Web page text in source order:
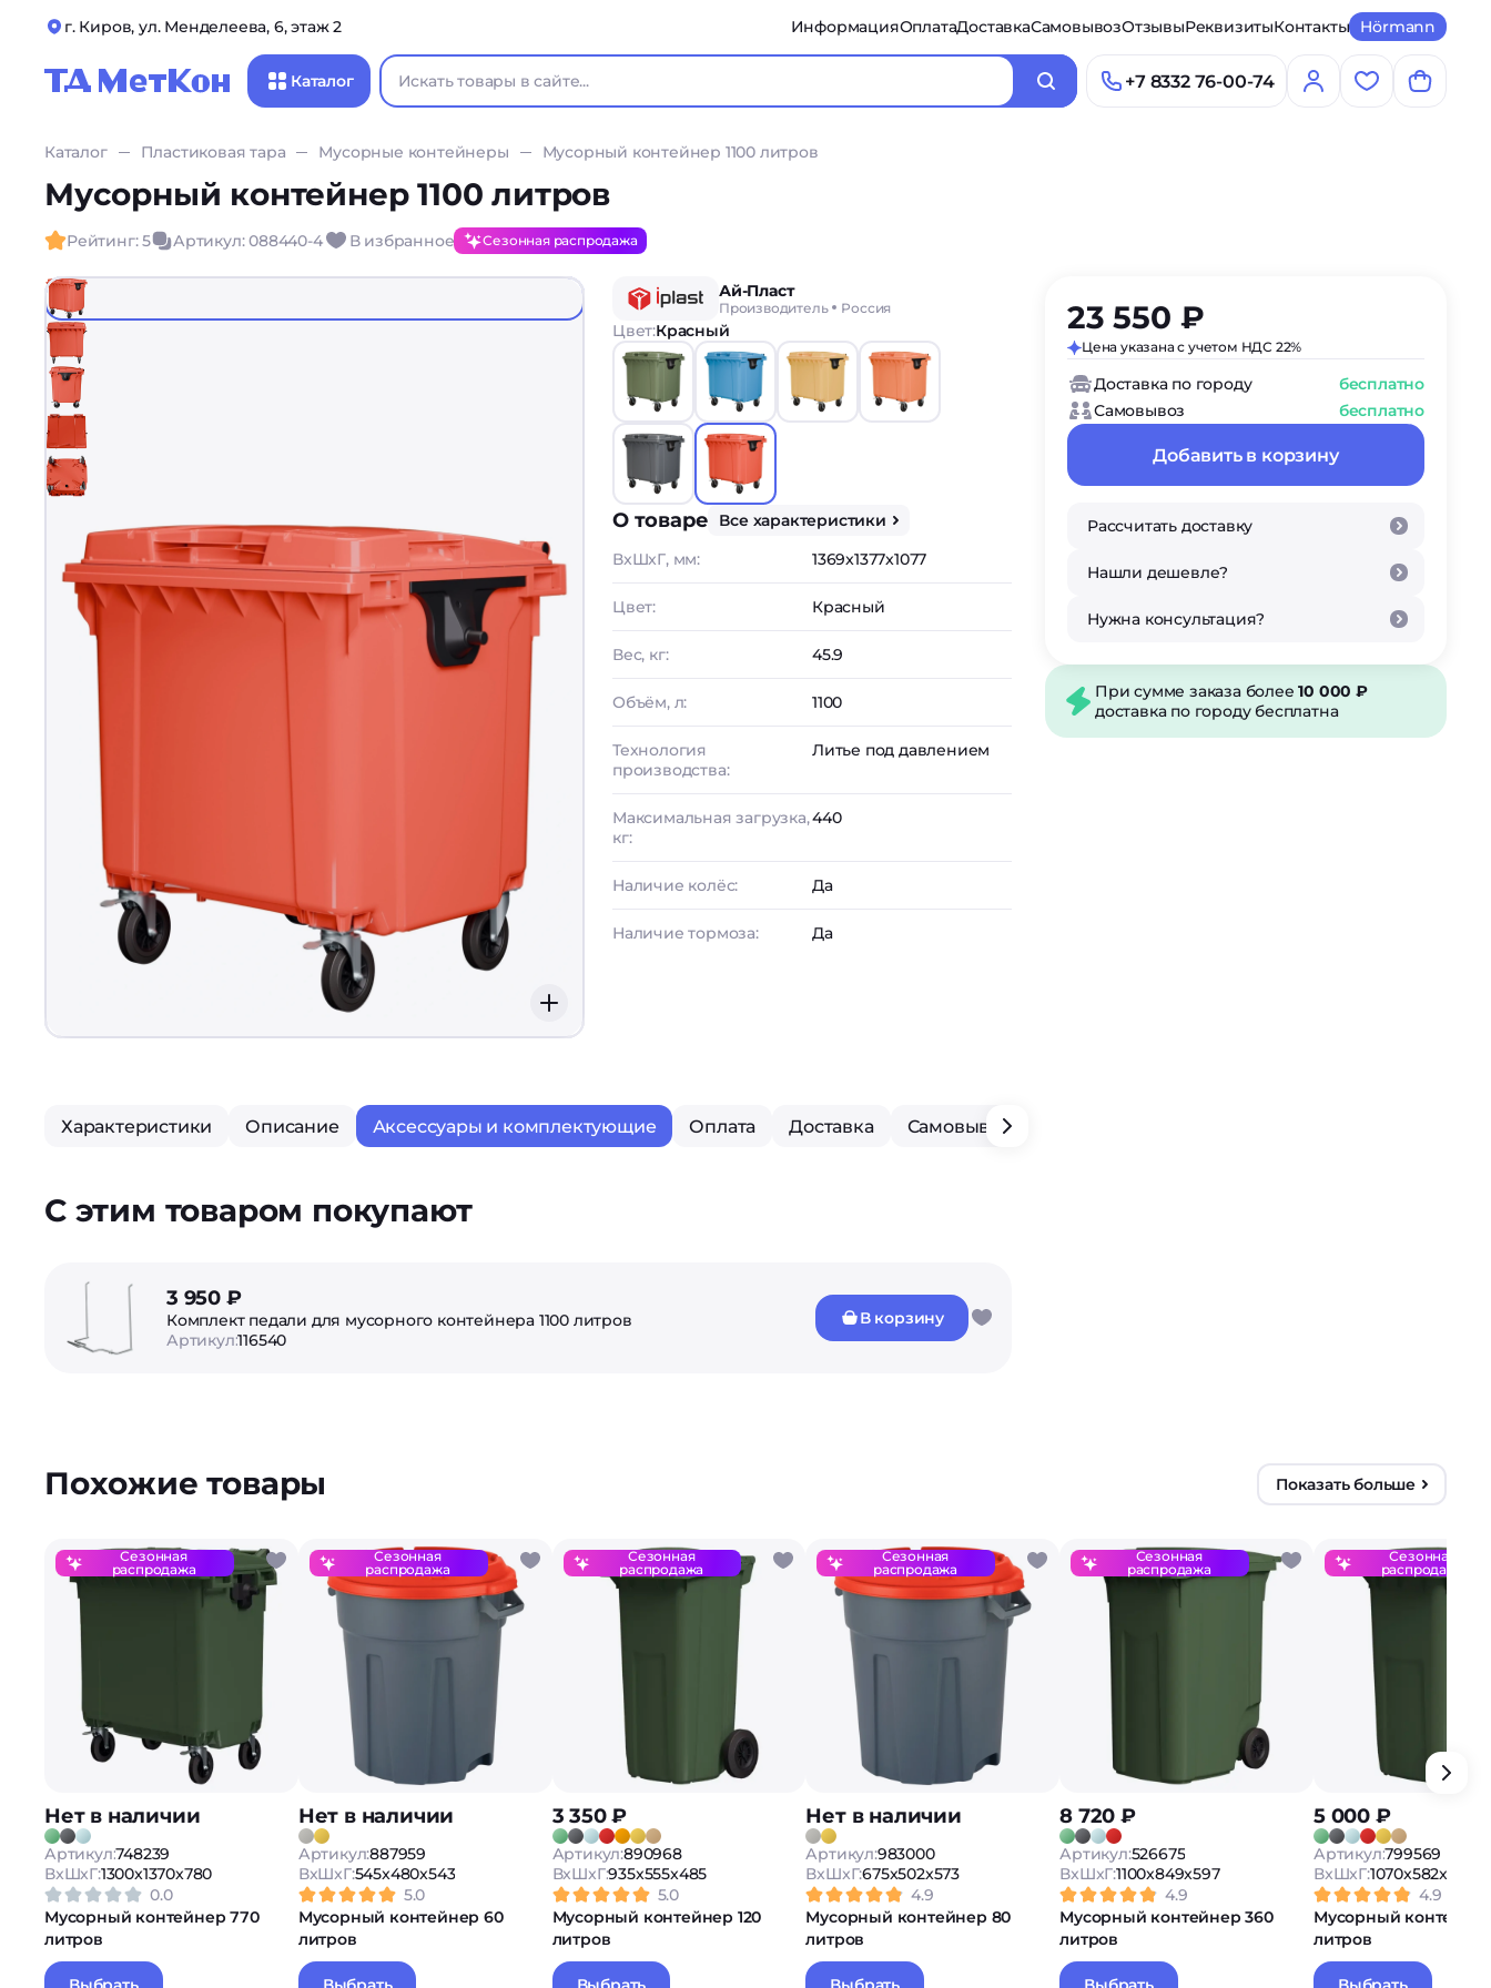
г. Киров, ул. Менделеева, 6, этаж 2 ИнформацияОплатаДоставкаСамовывозОтзывыРеквизитыКонтакты Hörmann
Каталог +7 8332 76-00-74
Каталог Пластиковая тара Мусорные контейнеры Мусорный контейнер 1100 литров
Мусорный контейнер 1100 литров
Рейтинг: 5 Артикул: 088440-4 В избранное Сезонная распродажа
Ай-Пласт
Производитель Россия
Цвет:Красный
О товаре
Все характеристики
ВxШxГ, мм:
1369x1377x1077
Цвет: Красный
Вес, кг: 45.9
Объём, л: 1100
Технология
производства:
Литье под давлением
Максимальная загрузка,
кг:
440
Наличие колёс: Да
Наличие тормоза: Да
Характеристики Описание Аксессуары и комплектующие Оплата Доставка Самовывоз
С этим товаром покупают
3 950 ₽
Комплект педали для мусорного контейнера 1100 литров
Артикул:116540
В корзину
23 550 ₽
Цена указана с учетом НДС 22%
Доставка по городу
бесплатно
Самовывоз
бесплатно
Добавить в корзину
Рассчитать доставку
Нашли дешевле?
Нужна консультация?
При сумме заказа более10 000 ₽
доставка по городу бесплатна
Похожие товары Показать больше
Сезонная
распродажа
Нет в наличии
Артикул:748239
ВxШxГ:1300x1370x780
0.0
Мусорный контейнер 770
литров
Сезонная
распродажа
Нет в наличии
Артикул:887959
ВxШxГ:545x480x543
5.0
Мусорный контейнер 60
литров
Сезонная
распродажа
3 350 ₽
Артикул:890968
ВxШxГ:935x555x485
5.0
Мусорный контейнер 120
литров
Сезонная
распродажа
Нет в наличии
Артикул:983000
ВxШxГ:675x502x573
4.9
Мусорный контейнер 80
литров
Сезонная
распродажа
8 720 ₽
Артикул:526675
ВxШxГ:1100x849x597
4.9
Мусорный контейнер 360
литров
Сезонная
распродажа
5 000 ₽
Артикул:799569
ВxШxГ:1070x582x721
4.9
Мусорный
литров